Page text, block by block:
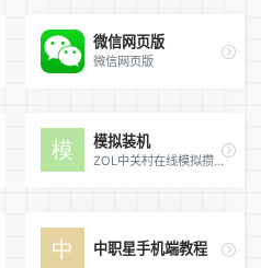
微信网页版
微信网页版
模拟装机
ZOL中关村在线模拟攒机频道，提供电脑装机配置和组装电脑配置清单，装机排行榜，网友攒机方案，推荐优选硬件，游戏硬件和攒机百科，指导用户在线攒机。
中职星手机端教程